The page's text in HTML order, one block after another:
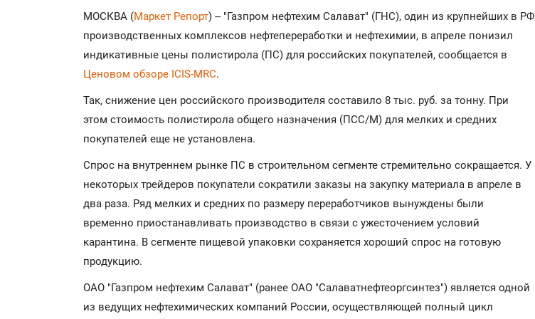
МОСКВА (Маркет Репорт) -- "Газпром нефтехим Салават" (ГНС), один из крупнейших в РФ
производственных комплексов нефтепереработки и нефтехимии, в апреле понизил
индикативные цены полистирола (ПС) для российских покупателей, сообщается в
Ценовом обзоре ICIS-MRC.
Так, снижение цен российского производителя составило 8 тыс. руб. за тонну. При
этом стоимость полистирола общего назначения (ПСС/М) для мелких и средних
покупателей еще не установлена.
Спрос на внутреннем рынке ПС в строительном сегменте стремительно сокращается. У
некоторых трейдеров покупатели сократили заказы на закупку материала в апреле в
два раза. Ряд мелких и средних по размеру переработчиков вынуждены были
временно приостанавливать производство в связи с ужесточением условий
карантина. В сегменте пищевой упаковки сохраняется хороший спрос на готовую
продукцию.
ОАО "Газпром нефтехим Салават" (ранее ОАО "Салаватнефтеоргсинтез") является одной
из ведущих нефтехимических компаний России, осуществляющей полный цикл